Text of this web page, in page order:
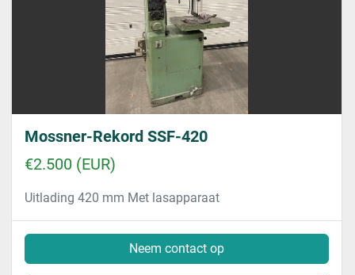
Mossner-Rekord SSF-420
€2.500 (EUR)
Uitlading 420 mm Met lasapparaat
Neem contact op